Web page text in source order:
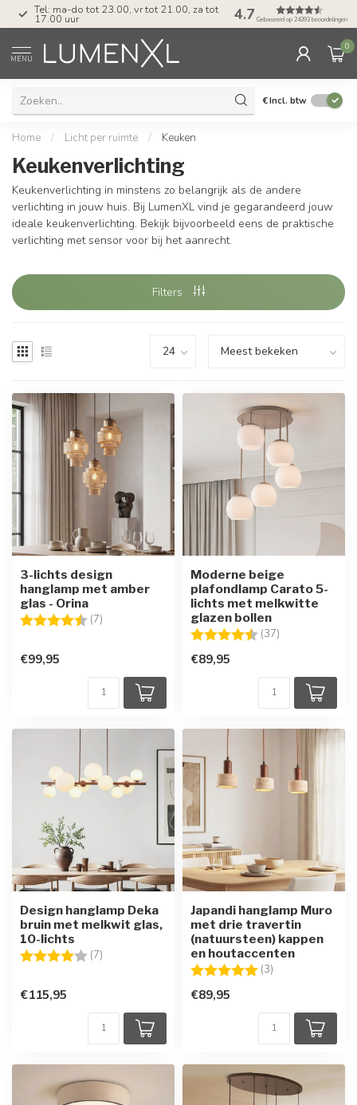
Tel: ma-do tot 23.00, vr tot 21.00, za tot
17.00 uur 4.7 Gebaseerd op 24393 beoordelingen
MENU
0
€Incl. btw
Home / Licht per ruimte / Keuken
Keukenverlichting
Keukenverlichting in minstens zo belangrijk als de andere
verlichting in jouw huis. Bij LumenXL vind je gegarandeerd jouw
ideale keukenverlichting. Bekijk bijvoorbeeld eens de praktische
verlichting met sensor voor bij het aanrecht.
Filters
3-lichts design
hanglamp met amber
glas - Orina
Beoordeling: (7)
€99,95
Moderne beige
plafondlamp Carato 5-
lichts met melkwitte
glazen bollen
Beoordeling: (37)
€89,95
Design hanglamp Deka
bruin met melkwit glas,
10-lichts
Beoordeling: (7)
€115,95
Japandi hanglamp Muro
met drie travertin
(natuursteen) kappen
en houtaccenten
Beoordeling: (3)
€89,95